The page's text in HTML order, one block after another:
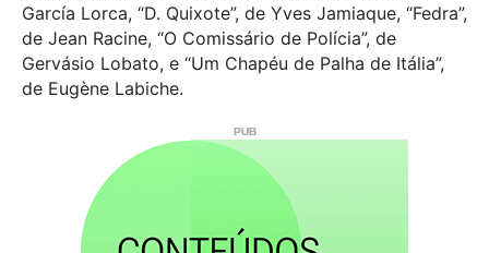
García Lorca, “D. Quixote”, de Yves Jamiaque, “Fedra”,
de Jean Racine, “O Comissário de Polícia”, de
Gervásio Lobato, e “Um Chapéu de Palha de Itália”,
de Eugène Labiche.